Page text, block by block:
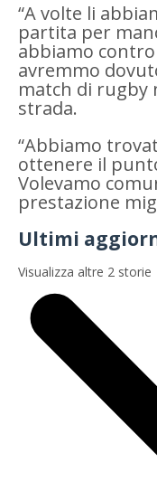
“A volte li
partita per
abbiamo
avremmo
match di rugby
strada.
“Abbiamo
ottenere il
Volevamo
prestazione
Ultimi
Visualizza altre 2 storie